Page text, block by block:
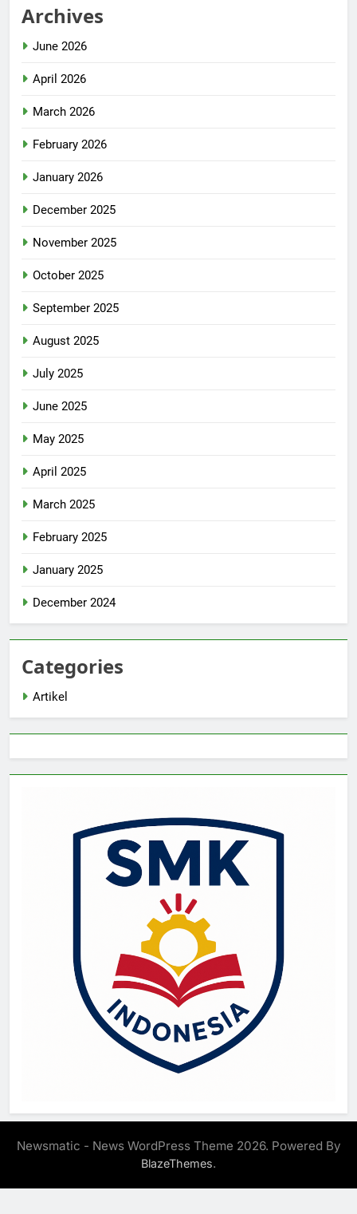
Archives
June 2026
April 2026
March 2026
February 2026
January 2026
December 2025
November 2025
October 2025
September 2025
August 2025
July 2025
June 2025
May 2025
April 2025
March 2025
February 2025
January 2025
December 2024
Categories
Artikel
Newsmatic - News WordPress Theme 2026. Powered By
BlazeThemes.